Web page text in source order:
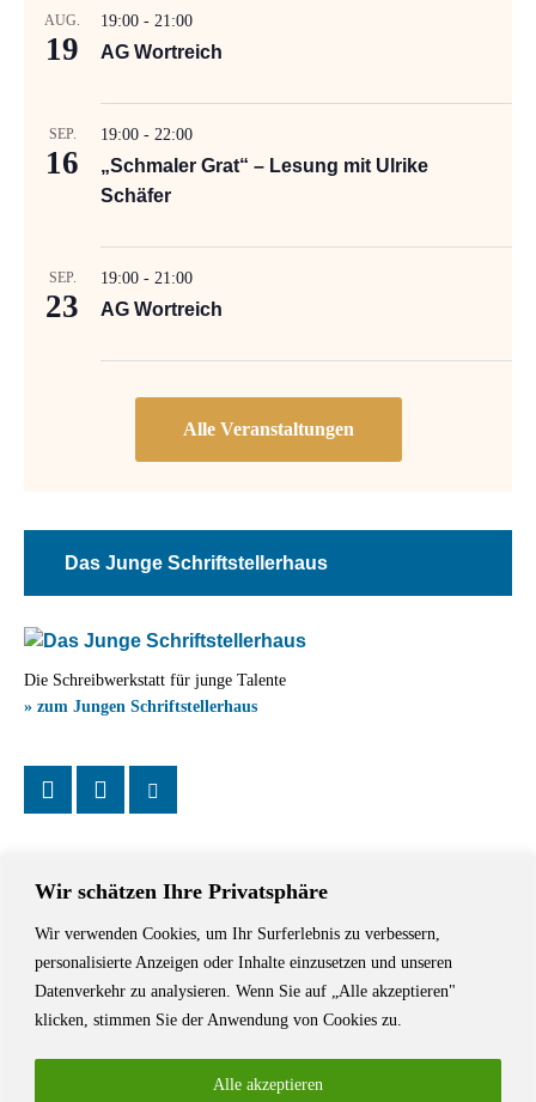
Wir schätzen Ihre Privatsphäre
Wir verwenden Cookies, um Ihr Surferlebnis zu verbessern,
personalisierte Anzeigen oder Inhalte einzusetzen und unseren
Datenverkehr zu analysieren. Wenn Sie auf „Alle akzeptieren"
klicken, stimmen Sie der Anwendung von Cookies zu.
Alle akzeptieren
AUG.
19
19:00 - 21:00
AG Wortreich
SEP.
16
19:00 - 22:00
„Schmaler Grat“ – Lesung mit Ulrike
Schäfer
SEP.
23
19:00 - 21:00
AG Wortreich
Das Junge Schriftstellerhaus
Die Schreibwerkstatt für junge Talente
» zum Jungen Schriftstellerhaus
Das Schriftstellerhaus ist ein beliebter Treffpunkt für Autorinnen und
Autoren aus Stuttgart und der Region sowie ein Veranstaltungsort für
Lesungen, Tagungen und Schreibwerkstätten.